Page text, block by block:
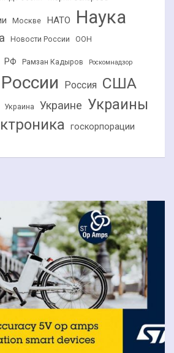
Москве НАТО Наука
Новости России ООН
РФ Рамзан Кадыров Роскомнадзор
России Россия США
Украина Украине Украины
госкорпорации